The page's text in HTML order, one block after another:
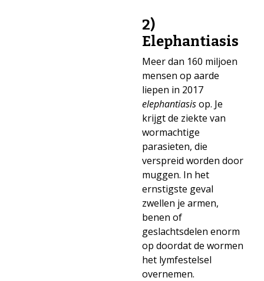
2)
Elephantiasis
Meer dan 160 miljoen
mensen op aarde
liepen in 2017
elephantiasisop. Je
krijgt de ziekte van
wormachtige
parasieten, die
verspreid worden door
muggen. In het
ernstigste geval
zwellen je armen,
benen of
geslachtsdelen enorm
op doordat de wormen
het lymfestelsel
overnemen.